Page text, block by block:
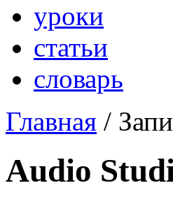
уроки
статьи
словарь
Главная /
Audio